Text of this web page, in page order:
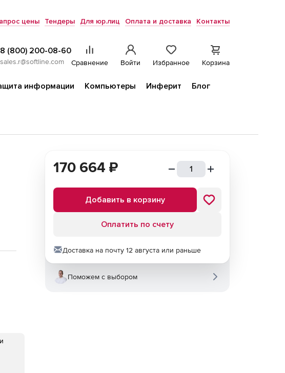
цены Тендеры Для юр.лиц Оплата и доставка Контакты
8 (800) 200-08-60
sales.r@softline.com Сравнение Войти Избранное Корзина
информации Компьютеры Инферит
Блог
170 664 ₽
Добавить в корзину
Оплатить по счету
Доставка на почту 12 августа или раньше
Поможем с выбором